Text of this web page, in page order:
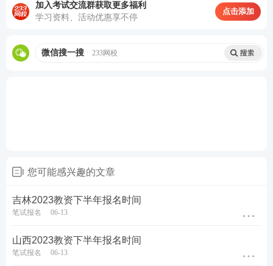
历年真题>>历年教师资格证真题视频课程学习
在线题库>>
年真题
加入考试交流群获取更多福利
学习资料、活动优惠享不停
点击添加
微信搜一搜 233网校
您可能感兴趣的文章
吉林2023教资下半年报名时间
笔试报名 06-13
山西2023教资下半年报名时间
笔试报名 06-13